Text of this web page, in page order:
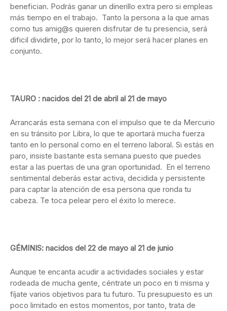
benefician. Podrás ganar un dinerillo extra pero si empleas
más tiempo en el trabajo. Tanto la persona a la que amas
como tus amig@s quieren disfrutar de tu presencia, será
dificil dividirte, por lo tanto, lo mejor será hacer planes en
conjunto.
TAURO : nacidos del 21 de abril al 21 de mayo
Arrancarás esta semana con el impulso que te da Mercurio
en su tránsito por Libra, lo que te aportará mucha fuerza
tanto en lo personal como en el terreno laboral. Si estás en
paro, insiste bastante esta semana puesto que puedes
estar a las puertas de una gran oportunidad. En el terreno
sentimental deberás estar activa, decidida y persistente
para captar la atención de esa persona que ronda tu
cabeza. Te toca pelear pero el éxito lo merece.
GÉMINIS: nacidos del 22 de mayo al 21 de junio
Aunque te encanta acudir a actividades sociales y estar
rodeada de mucha gente, céntrate un poco en ti misma y
fíjate varios objetivos para tu futuro. Tu presupuesto es un
poco limitado en estos momentos, por tanto, trata de